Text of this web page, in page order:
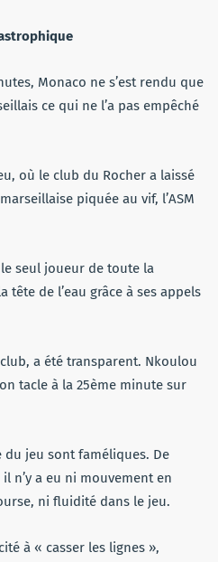
Monaco ne s’est rendu que
ce qui ne l’a pas empêché
où le club du Rocher a laissé
piquée au vif, l’ASM
seul joueur de toute la
de l’eau grâce à ses appels
a été transparent. Nkoulou
tacle à la 25ème minute sur
du jeu sont faméliques. De
n’y a eu ni mouvement en
ni fluidité dans le jeu.
à « casser les lignes »,